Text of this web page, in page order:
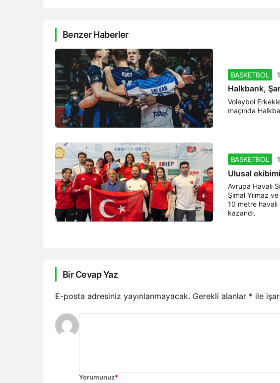
Benzer Haberler
BASKETBOL
Halkbank,
Voleybol
maçında
BASKETBOL
Ulusal
Avrupa Havalı
Şimal Yılmaz
10 metre
kazandı.
Bir Cevap Yaz
E-posta adresiniz yayınlanmayacak. Gerekli alanlar * ile
Yorumunuz*